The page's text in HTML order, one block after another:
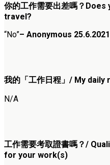
你的工作需要出差嗎？
travel?
“No”– Anonymous 25.6.2021
我的「工作日程」/ My daily
N/A
工作需要考取證書嗎？/
for your work(s)